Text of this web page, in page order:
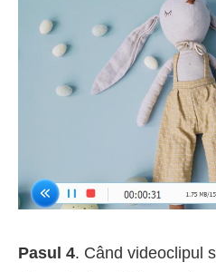
Pasul 4. Când videoclipul